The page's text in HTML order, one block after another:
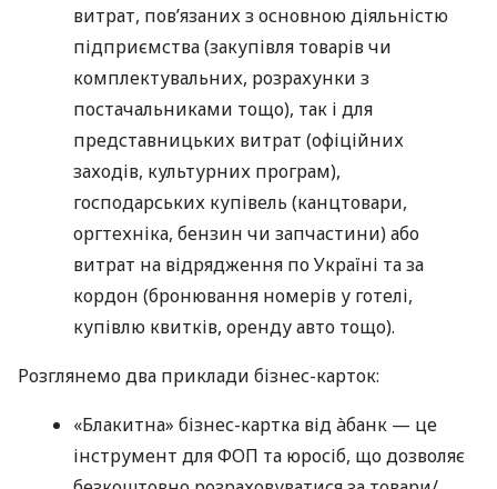
витрат, пов’язаних з основною діяльністю
підприємства (закупівля товарів чи
комплектувальних, розрахунки з
постачальниками тощо), так і для
представницьких витрат (офіційних
заходів, культурних програм),
господарських купівель (канцтовари,
оргтехніка, бензин чи запчастини) або
витрат на відрядження по Україні та за
кордон (бронювання номерів у готелі,
купівлю квитків, оренду авто тощо).
Розглянемо два приклади бізнес-карток:
«Блакитна» бізнес-картка від àбанк — це
інструмент для ФОП та юросіб, що дозволяє